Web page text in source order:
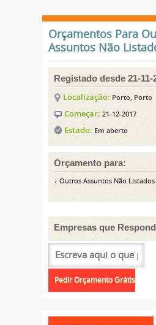
Orçamentos Para
Assuntos Não
Registado desde 21-11-
Localização: Porto, Porto
Começar: 21-12-2017
Estado: Em aberto
Orçamento para:
Outros Assuntos Não Listados
Empresas que